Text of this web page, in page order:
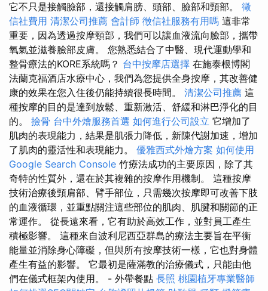
它不只是接觸臉部，還接觸肩膀、頭部、臉部和頸部。 徵
信社費用 清潔公司推薦 會計師 徵信社服務有用嗎 這非常
重要，因為透過按摩頸部，我們可以讓血液流向臉部，攜帶
氧氣並滋養臉部皮膚。 您熟悉結合了中醫、現代運動學和
整骨療法的KORE系統嗎？ 台中按摩店選擇 在施泰根博閣
法蘭克福酒店水療中心，我們為您提供全身按摩，其改善健
康的效果在您入住後仍能持續很長時間。 清潔公司推薦 這
種按摩的目的是達到放鬆、重新激活、舒緩和淋巴淨化的目
的。 撿骨 台中外燴服務首選 如何進行公司設立 它增加了
肌肉的表現能力，結果是肌張力降低，新陳代謝加速，增加
了肌肉的靈活性和表現能力。 優雅西式外燴方案 如何使用
Google Search Console 竹療法成功的主要原因，除了其
奇特的性質外，還在於其複雜的按摩作用機制。 這種按摩
技術治療後頸肩部、臂手部位，只需幾次按摩即可改善下肢
的血液循環，並重點關注這些部位的肌肉、肌腱和關節的正
常運作。 從長遠來看，它有助於高效工作，並對員工產生
積極影響。 這種來自波利尼西亞群島的療法主要旨在平衡
能量並消除身心障礙，但與所有按摩技術一樣，它也對身體
產生有益的影響。 它最初是薩滿教的治療儀式，只能由他
們在儀式框架內使用。 - 外帶餐點 長照 桃園植牙專業醫師